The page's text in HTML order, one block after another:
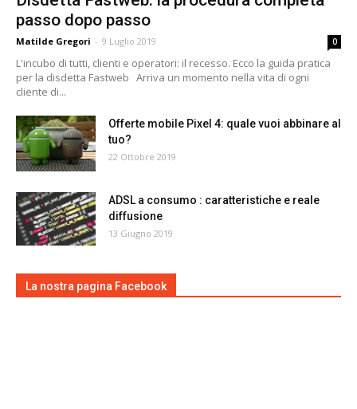
passo dopo passo
Matilde Gregori - 9 Luglio 2019 0
L'incubo di tutti, clienti e operatori: il recesso. Ecco la guida pratica
per la disdetta Fastweb Arriva un momento nella vita di ogni
cliente di...
Offerte mobile Pixel 4: quale vuoi abbinare al
tuo?
22 Ottobre 2019
ADSL a consumo : caratteristiche e reale
diffusione
13 Giugno 2019
La nostra pagina Facebook